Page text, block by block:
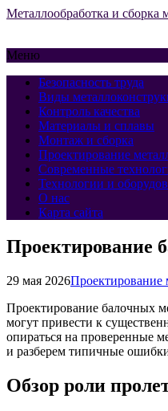
Металлообработка и сборка
Меню
Безопасность труда
Виды
Контроль качества
Материалы и сплавы
Монтаж и сборка
Проектирование
Современные
Технологии и
О нас
Карта сайта
Проектирование
29 мая 2026Проектирование
Проектирование балочных
могут привести к
опираться на проверенные
и разберем типичные
Обзор роли